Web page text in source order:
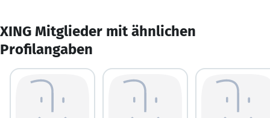
XING Mitglieder mit ähnlichen
Profilangaben